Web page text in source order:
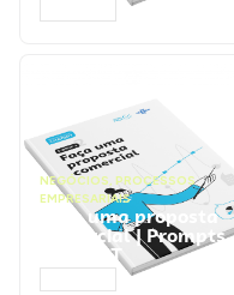
NEGÓCIOS, PROCESSOS
EMPRESARIAIS
Faça uma proposta
comercial | Prompts
ChatGPT